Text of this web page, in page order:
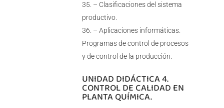
– Clasificaciones del sistema
productivo.
– Aplicaciones informáticas.
Programas de control de procesos
y de control de la producción.
UNIDAD DIDÁCTICA 4.
CONTROL DE CALIDAD EN
PLANTA QUÍMICA.